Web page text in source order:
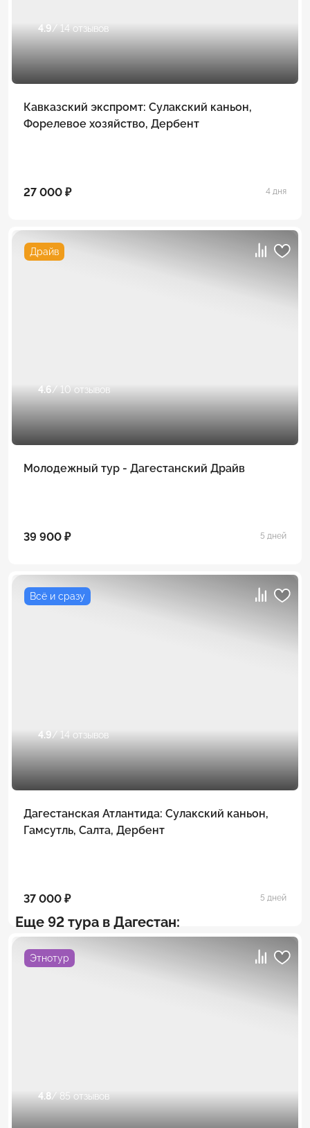
4.9/ 14 отзывов
Кавказский экспромт: Сулакский каньон,
Форелевое хозяйство, Дербент
27 000 ₽ 4 дня
Драйв
4.6/ 10 отзывов
Молодежный тур - Дагестанский Драйв
39 900 ₽ 5 дней
Всё и сразу
4.9/ 14 отзывов
Дагестанская Атлантида: Сулакский каньон,
Гамсутль, Салта, Дербент
37 000 ₽ 5 дней
Еще 92 тура в Дагестан:
Этнотур
4.8/ 85 отзывов